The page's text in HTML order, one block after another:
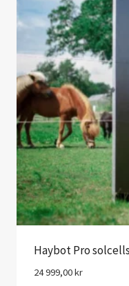
Haybot Pro
24 999,00kr